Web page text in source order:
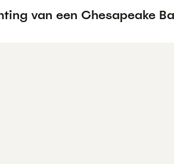
van een Chesapeake